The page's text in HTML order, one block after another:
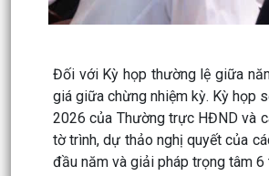
Đối với Kỳ họp thường lệ giữa
giá giữa chừng nhiệm kỳ. Kỳ họp
2026 của Thường trực HĐND và
tờ trình, dự thảo nghị quyết của
đầu năm và giải pháp trọng tâm 6